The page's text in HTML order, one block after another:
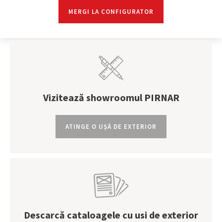
păstrează forma și aspectul original timp de mulți ani, făcându-l
combinata cu lemn, sticla si chiar piatra, in functie de modelul
MERGI LA CONFIGURATOR
Vizitează showroomul PIRNAR
ATINGE O UȘĂ DE EXTERIOR
Descarcă cataloagele cu usi de exterior